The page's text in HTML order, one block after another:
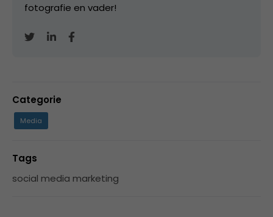
fotografie en vader!
Categorie
Media
Tags
social media marketing